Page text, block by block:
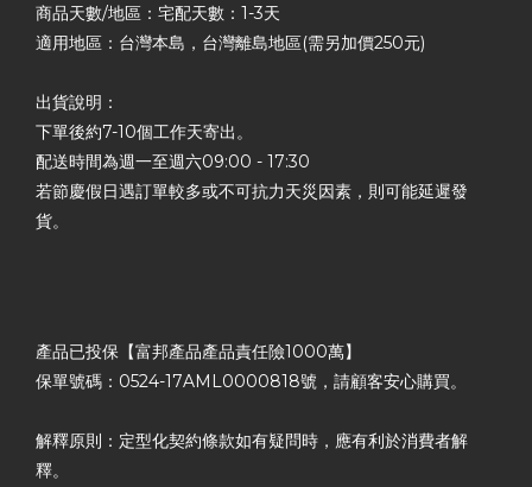
商品天數/地區：宅配天數：1-3天
適用地區：台灣本島，台灣離島地區(需另加價250元)
出貨說明：
下單後約7-10個工作天寄出。
配送時間為週一至週六09:00 - 17:30
若節慶假日遇訂單較多或不可抗力天災因素，則可能延遲發
貨。
產品已投保【富邦產品產品責任險1000萬】
保單號碼：0524-17AML0000818號，請顧客安心購買。
解釋原則：定型化契約條款如有疑問時，應有利於消費者解
釋。